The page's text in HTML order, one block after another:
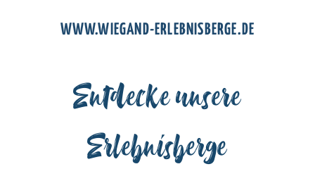
WWW.WIEGAND-ERLEBNISBERGE.DE
Entdecke unsere
Erlebnisberge